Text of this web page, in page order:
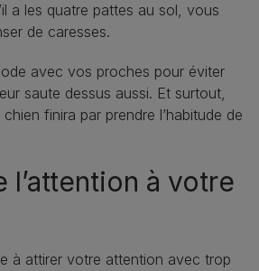
a les quatre pattes au sol, vous
de caresses.
avec vos proches pour éviter
saute dessus aussi. Et surtout,
finira par prendre l’habitude de
l’attention à votre
à attirer votre attention avec trop